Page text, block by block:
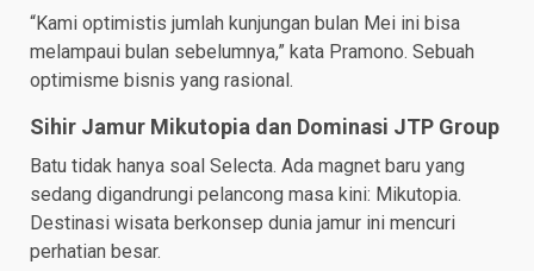
“Kami optimistis jumlah kunjungan bulan Mei ini bisa
melampaui bulan sebelumnya,” kata Pramono. Sebuah
optimisme bisnis yang rasional.
Sihir Jamur Mikutopia dan Dominasi JTP Group
Batu tidak hanya soal Selecta. Ada magnet baru yang
sedang digandrungi pelancong masa kini: Mikutopia.
Destinasi wisata berkonsep dunia jamur ini mencuri
perhatian besar.